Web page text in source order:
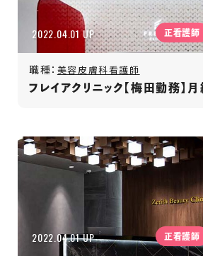
2022.04.01 UP 正看護師
職種： 美容皮膚科看護師
2022.04.01 UP 正看護師